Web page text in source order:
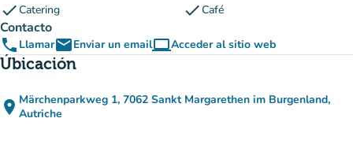
checkCatering checkCafé
Contacto
phone LlamaremailEnviar un emailcomputerAcceder al sitio web
(nueva pestaña)
Úbicación
place Märchenparkweg 1, 7062 Sankt Margarethen im Burgenland,
Autriche